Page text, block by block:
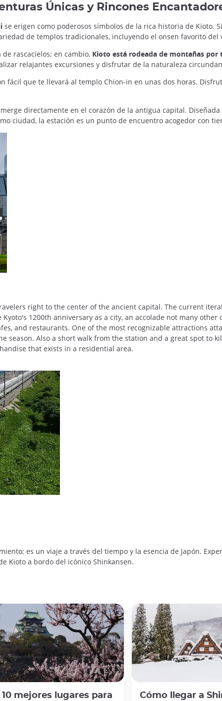
Únicas y Rincones
se erigen como poderosos símbolos de la rica historia de Kioto.
de templos tradicionales, incluyendo el onsen favorito del
rascacielos; en cambio, Kioto está rodeada de montañas
relajantes excursiones y disfrutar de la naturaleza
fácil que te llevará al templo Chion-in en unas dos horas.
directamente en el corazón de la antigua capital.
ciudad, la estación es un punto de encuentro acogedor con
right to the center of the ancient capital. The current
1200th anniversary as a city, an accolade not many
and restaurants. One of the most recognizable attractions
season. Also a short walk from the station and a great spot to
that exists in a residential area.
es un viaje a través del tiempo y la esencia de Japón.
Kioto a bordo del icónico Shinkansen.
10 mejores lugares para
Cómo llegar a